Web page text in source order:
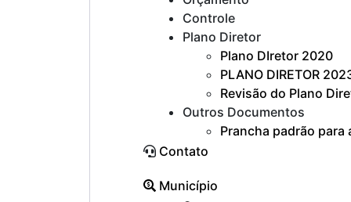
Controle
Plano Diretor
Plano DIretor 2020
PLANO DIRETOR
Revisão do Plano
Outros Documentos
Prancha padrão
Contato
Município